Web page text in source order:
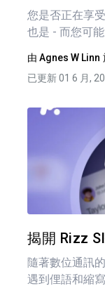
您是否正在享
也是 - 而您可
由 Agnes W Linn
已更新 01 6 月,
揭開 Rizz
隨著數位通訊
遇到俚語和縮